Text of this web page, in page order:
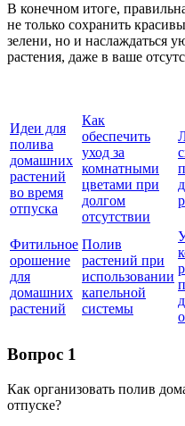
В конечном итоге,
не только сохранить
зелени, но и наслаждаться
растения, даже в ваше
Идеи для
полива
домашних
растений
во время
отпуска
Как
обеспечить
уход за
комнатными
цветами при
долгом
отсутствии
Фитильное
орошение
для
домашних
растений
Полив
растений при
использовании
капельной
системы
Вопрос 1
Как организовать полив
отпуске?